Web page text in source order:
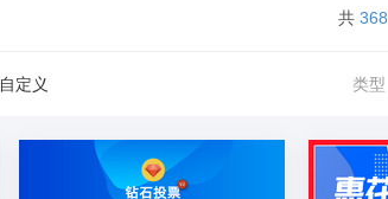
共 368
自定义 类型